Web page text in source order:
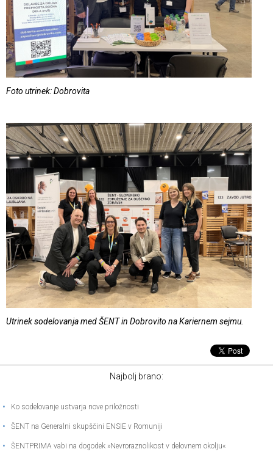
Foto utrinek: Dobrovita
Utrinek sodelovanja med ŠENT in Dobrovito na Kariernem sejmu.
Najbolj brano:
• Ko sodelovanje ustvarja nove priložnosti
• ŠENT na Generalni skupščini ENSIE v Romuniji
• ŠENTPRIMA vabi na dogodek »Nevroraznolikost v delovnem okolju«